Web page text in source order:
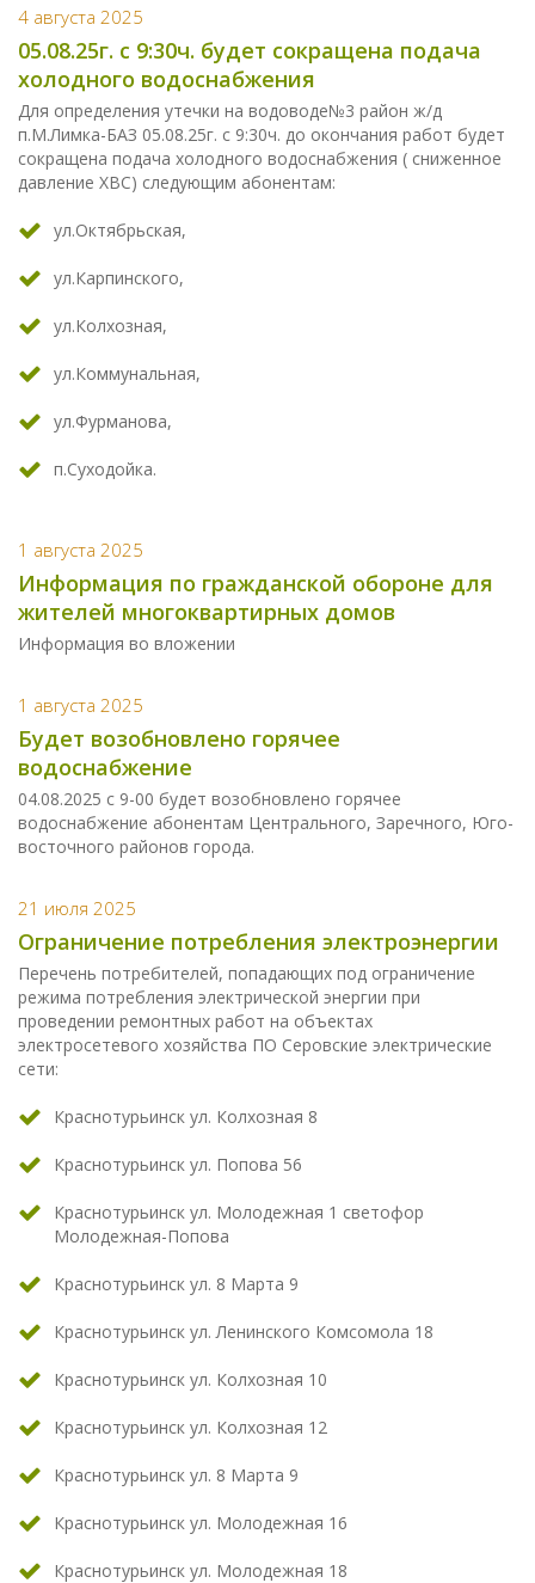
4 августа 2025
05.08.25г. с 9:30ч. будет сокращена подача
холодного водоснабжения
Для определения утечки на водоводе№3 район ж/д
п.М.Лимка-БАЗ 05.08.25г. с 9:30ч. до окончания работ будет
сокращена подача холодного водоснабжения ( сниженное
давление ХВС) следующим абонентам:
ул.Октябрьская,
ул.Карпинского,
ул.Колхозная,
ул.Коммунальная,
ул.Фурманова,
п.Суходойка.
1 августа 2025
Информация по гражданской обороне для
жителей многоквартирных домов
Информация во вложении
1 августа 2025
Будет возобновлено горячее
водоснабжение
04.08.2025 с 9-00 будет возобновлено горячее
водоснабжение абонентам Центрального, Заречного, Юго-
восточного районов города.
21 июля 2025
Ограничение потребления электроэнергии
Перечень потребителей, попадающих под ограничение
режима потребления электрической энергии при
проведении ремонтных работ на объектах
электросетевого хозяйства ПО Серовские электрические
сети:
Краснотурьинск ул. Колхозная 8
Краснотурьинск ул. Попова 56
Краснотурьинск ул. Молодежная 1 светофор
Молодежная-Попова
Краснотурьинск ул. 8 Марта 9
Краснотурьинск ул. Ленинского Комсомола 18
Краснотурьинск ул. Колхозная 10
Краснотурьинск ул. Колхозная 12
Краснотурьинск ул. 8 Марта 9
Краснотурьинск ул. Молодежная 16
Краснотурьинск ул. Молодежная 18